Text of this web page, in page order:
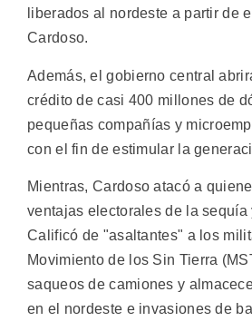
liberados al nordeste a partir de
Cardoso.
Además, el gobierno central
crédito de casi 400 millones de
pequeñas compañías y
con el fin de estimular la
Mientras, Cardoso atacó a
ventajas electorales de la sequía
Calificó de "asaltantes" a los
Movimiento de los Sin Tierra
saqueos de camiones y
en el nordeste e invasiones de